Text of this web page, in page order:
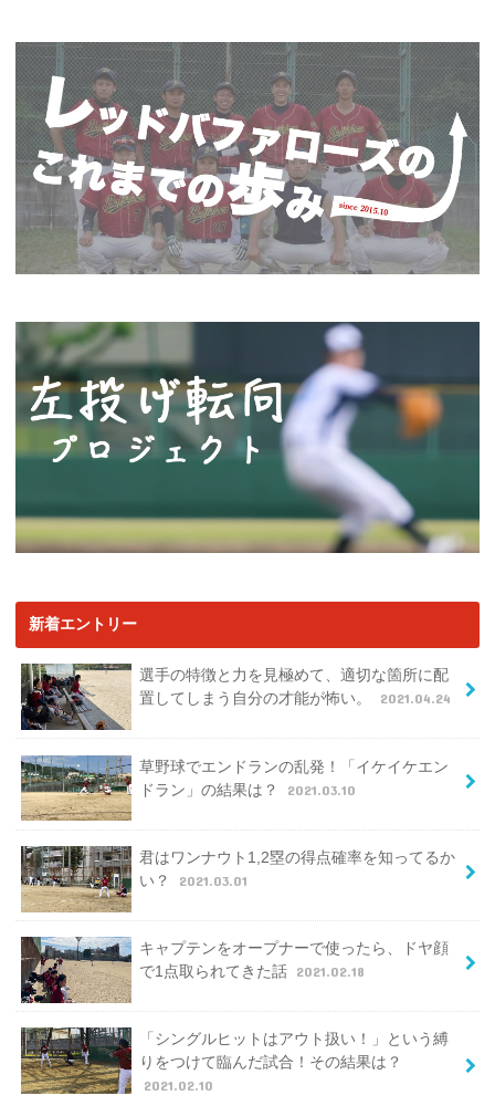
新着エントリー
選手の特徴と力を見極めて、適切な箇所に配
置してしまう自分の才能が怖い。
2021.04.24
草野球でエンドランの乱発！「イケイケエン
ドラン」の結果は？
2021.03.10
君はワンナウト1,2塁の得点確率を知ってるか
い？
2021.03.01
キャプテンをオープナーで使ったら、ドヤ顔
で1点取られてきた話 2021.02.18
「シングルヒットはアウト扱い！」という縛
りをつけて臨んだ試合！その結果は？
2021.02.10